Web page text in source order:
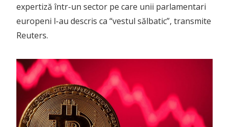
expertiză într-un sector pe care unii parlamentari
europeni l-au descris ca “vestul sălbatic”, transmite
Reuters.